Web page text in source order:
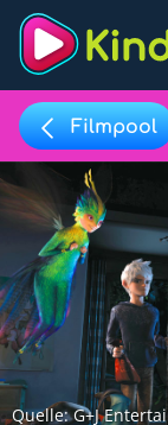
Filmpool
Filmlisten
Filmlexikon
Filmpool
Quelle: G+J